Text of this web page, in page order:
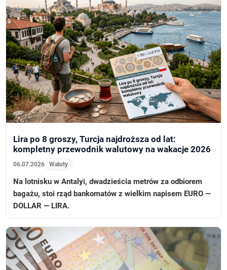
Lira po 8 groszy, Turcja najdroższa od lat:
kompletny przewodnik walutowy na wakacje 2026
06.07.2026 Waluty
Na lotnisku w Antalyi, dwadzieścia metrów za odbiorem
bagażu, stoi rząd bankomatów z wielkim napisem EURO —
DOLLAR — LIRA.